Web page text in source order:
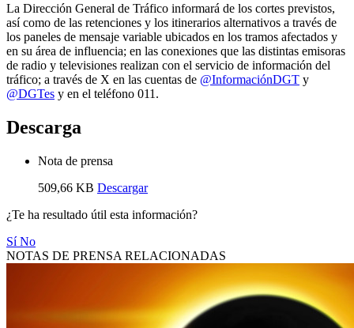
La Dirección General de Tráfico informará de los cortes previstos,
así como de las retenciones y los itinerarios alternativos a través de
los paneles de mensaje variable ubicados en los tramos afectados y
en su área de influencia; en las conexiones que las distintas emisoras
de radio y televisiones realizan con el servicio de información del
tráfico; a través de X en las cuentas de @InformaciónDGT y
@DGTes y en el teléfono 011.
Descarga
Nota de prensa
509,66 KB Descargar
¿Te ha resultado útil esta información?
SíNo
NOTAS DE PRENSA RELACIONADAS